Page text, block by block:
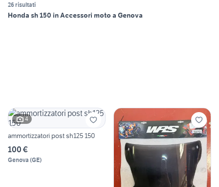
26 risultati
Honda sh 150 in Accessori moto a Genova
4
ammortizzatori post sh125 150
100 €
Genova (GE)